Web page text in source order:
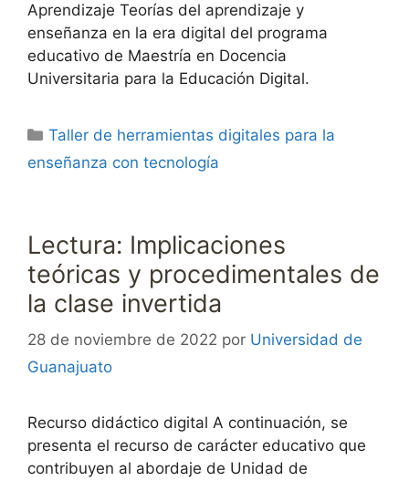
Aprendizaje Teorías del aprendizaje y
enseñanza en la era digital del programa
educativo de Maestría en Docencia
Universitaria para la Educación Digital.
Categorías
Taller de herramientas digitales para la
enseñanza con tecnología
Lectura: Implicaciones
teóricas y procedimentales de
la clase invertida
28 de noviembre de 2022 por Universidad de
Guanajuato
Recurso didáctico digital A continuación, se
presenta el recurso de carácter educativo que
contribuyen al abordaje de Unidad de